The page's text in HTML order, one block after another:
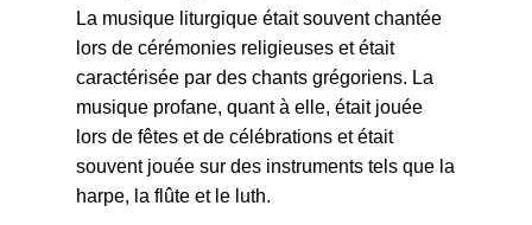
La musique liturgique était souvent chantée
lors de cérémonies religieuses et était
caractérisée par des chants grégoriens. La
musique profane, quant à elle, était jouée
lors de fêtes et de célébrations et était
souvent jouée sur des instruments tels que la
harpe, la flûte et le luth.